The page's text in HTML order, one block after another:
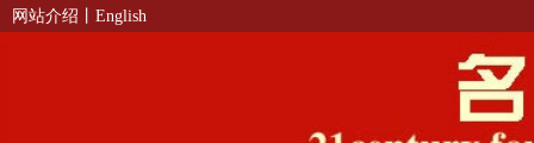
网站介绍 丨English